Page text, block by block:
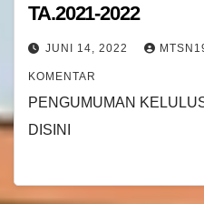
TA.2021-2022
JUNI 14, 2022
KOMENTAR
PENGUMUMAN
DISINI